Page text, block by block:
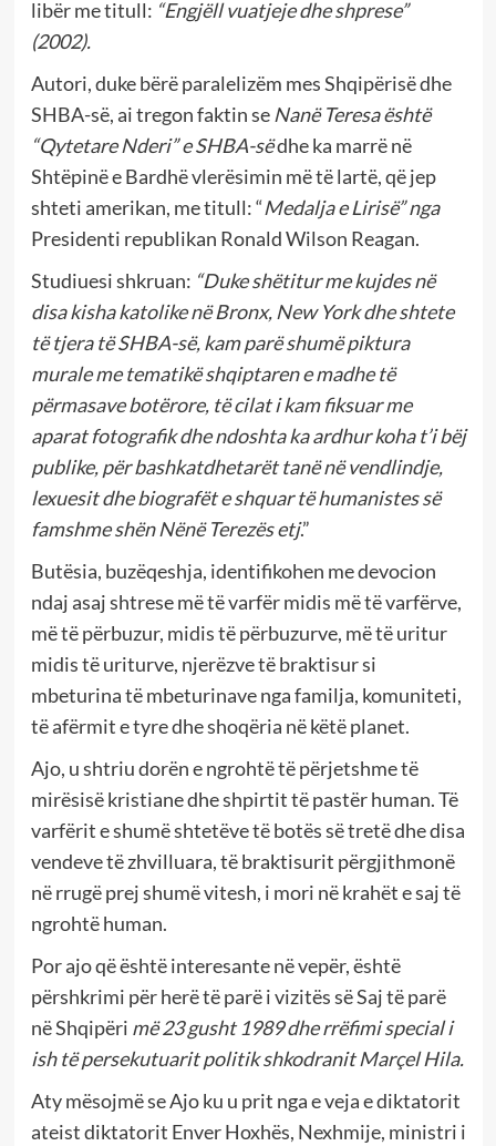
libër me titull: “Engjëll vuatjeje dhe shprese”
(2002).
Autori, duke bërë paralelizëm mes Shqipërisë dhe
SHBA-së, ai tregon faktin se Nanë Teresa është
“Qytetare Nderi” e SHBA-sëdhe ka marrë në
Shtëpinë e Bardhë vlerësimin më të lartë, që jep
shteti amerikan, me titull: “Medalja e Lirisë” nga
Presidenti republikan Ronald Wilson Reagan.
Studiuesi shkruan: “Duke shëtitur me kujdes në
disa kisha katolike në Bronx, New York dhe shtete
të tjera të SHBA-së, kam parë shumë piktura
murale me tematikë shqiptaren e madhe të
përmasave botërore, të cilat i kam fiksuar me
aparat fotografik dhe ndoshta ka ardhur koha t’i bëj
publike, për bashkatdhetarët tanë në vendlindje,
lexuesit dhe biografët e shquar të humanistes së
famshme shën Nënë Terezës etj.”
Butësia, buzëqeshja, identifikohen me devocion
ndaj asaj shtrese më të varfër midis më të varfërve,
më të përbuzur, midis të përbuzurve, më të uritur
midis të uriturve, njerëzve të braktisur si
mbeturina të mbeturinave nga familja, komuniteti,
të afërmit e tyre dhe shoqëria në këtë planet.
Ajo, u shtriu dorën e ngrohtë të përjetshme të
mirësisë kristiane dhe shpirtit të pastër human. Të
varfërit e shumë shtetëve të botës së tretë dhe disa
vendeve të zhvilluara, të braktisurit përgjithmonë
në rrugë prej shumë vitesh, i mori në krahët e saj të
ngrohtë human.
Por ajo që është interesante në vepër, është
përshkrimi për herë të parë i vizitës së Saj të parë
në Shqipëri më 23 gusht 1989 dhe rrëfimi special i
ish tëpersekutuarit politik shkodranitMarçel Hila.
Aty mësojmë se Ajo ku u prit nga e veja e diktatorit
ateist diktatorit Enver Hoxhës, Nexhmije, ministri i